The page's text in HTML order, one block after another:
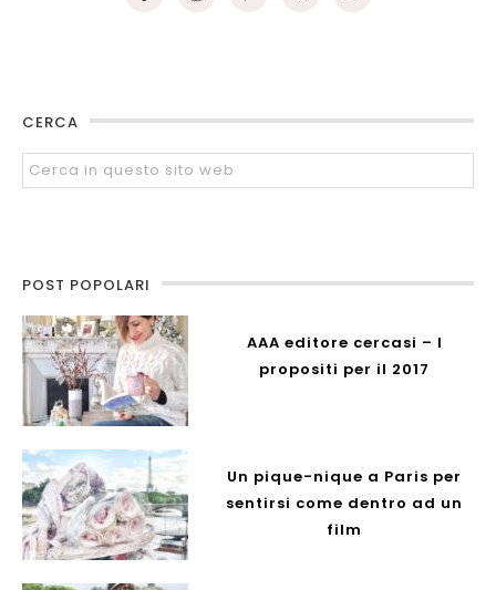
CERCA
POST POPOLARI
AAA editore cercasi – I
propositi per il 2017
Un pique-nique a Paris per
sentirsi come dentro ad un
film